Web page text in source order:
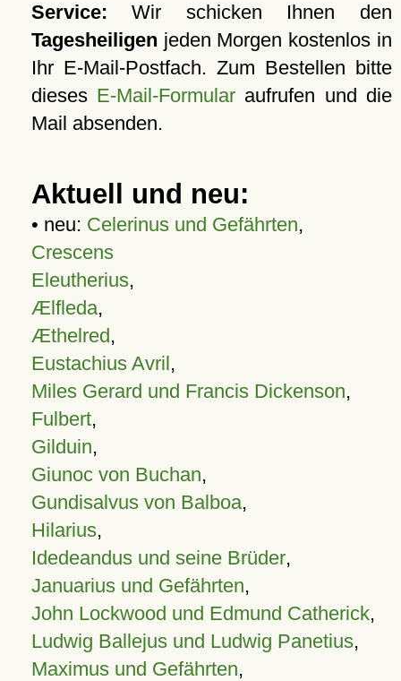
Service: Wir schicken Ihnen den
Tagesheiligen jeden Morgen kostenlos in
Ihr E-Mail-Postfach. Zum Bestellen bitte
dieses E-Mail-Formular aufrufen und die
Mail absenden.
Aktuell und neu:
• neu: Celerinus und Gefährten,
Crescens
Eleutherius,
Ælfleda,
Æthelred,
Eustachius Avril,
Miles Gerard und Francis Dickenson,
Fulbert,
Gilduin,
Giunoc von Buchan,
Gundisalvus von Balboa,
Hilarius,
Idedeandus und seine Brüder,
Januarius und Gefährten,
John Lockwood und Edmund Catherick,
Ludwig Ballejus und Ludwig Panetius,
Maximus und Gefährten,